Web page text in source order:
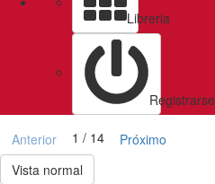
Libreria
Registrarse
Anterior 1 / 14
Próximo
Vista normal